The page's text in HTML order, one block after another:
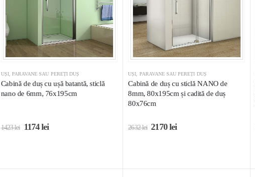
UȘI, PARAVANE SAU PEREȚI DUȘ
Cabină de duș cu ușă batantă, sticlă
nano de 6mm, 76x195cm
1423lei 1174lei
UȘI, PARAVANE SAU PEREȚI DUȘ
Cabină de duș cu sticlă NANO de
8mm, 80x195cm și cadită de duș
80x76cm
2632lei 2170lei